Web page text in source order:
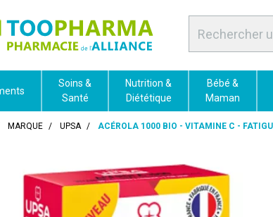
Soins &
Santé
Nutrition &
Diététique
Bébé &
Maman
MARQUE UPSA ACÉROLA 1000 BIO - VITAMINE C -